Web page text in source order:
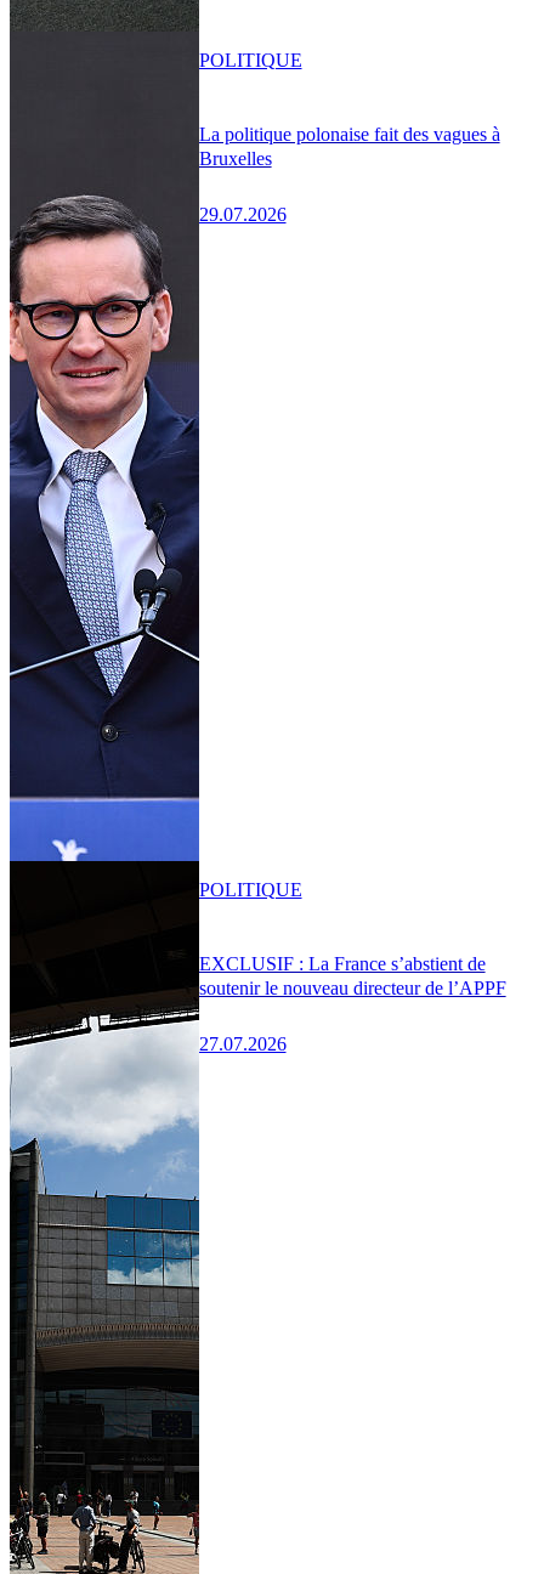
La politique polonaise fait des vagues à
Bruxelles
29.07.2026
POLITIQUE
EXCLUSIF : La France s’abstient de
soutenir le nouveau directeur de l’APPF
27.07.2026
POLITIQUE